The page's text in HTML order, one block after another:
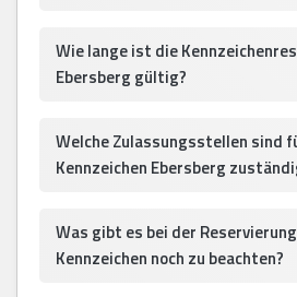
Wie lange ist die
Ebersberg gültig?
Welche Zulassungsstellen sind
Kennzeichen Ebersberg
Was gibt es bei der
Kennzeichen noch zu beachten?